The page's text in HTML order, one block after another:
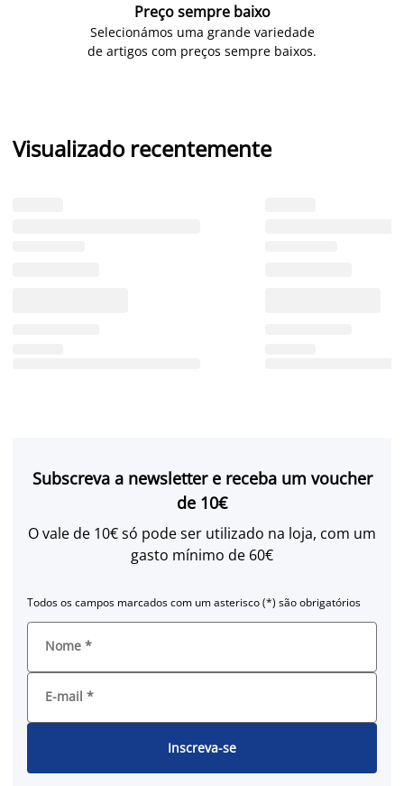
Preço sempre baixo
Selecionámos uma grande variedade
de artigos com preços sempre baixos.
Visualizado recentemente
Subscreva a newsletter e receba um voucher
de 10€
O vale de 10€ só pode ser utilizado na loja, com um
gasto mínimo de 60€
Todos os campos marcados com um asterisco (*) são obrigatórios
Nome *
E-mail *
Inscreva-se